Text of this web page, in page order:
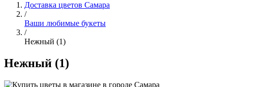
Доставка цветов Самара
/
Ваши любимые букеты
/
Нежный (1)
Нежный (1)